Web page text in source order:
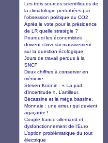
Les trois sources scientifiques de
la climatologie perturbées par
l'obsession politique du CO2
Après le vote pour la présidence
de LR quelle stratégie ?
Pourquoi les économistes
doivent s'investir massivement
sur la question écologique
Jours de travail perdus à la
SNCF
Deux chiffres à conserver en
mémoire
Steven Koonin : « La part
d’incertitude ». L’artilleur.
Bécassine et la méga bassine.
Monnaie : une erreur qui devient
agaçante !
Couple franco-allemand et
dysfonctionnement de l’Euro
L’option problématique du tout
électrique